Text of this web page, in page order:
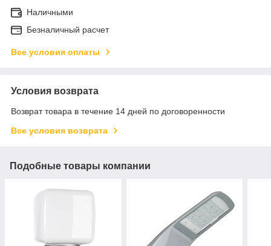
Наличными
Безналичный расчет
Все условия оплаты
Условия возврата
Возврат товара в течение 14 дней по договоренности
Все условия возврата
Подобные товары компании